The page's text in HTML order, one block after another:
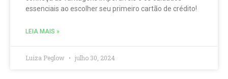
essenciais ao escolher seu primeiro cartão de crédito!
LEIA MAIS »
Luiza Peglow julho 30, 2024